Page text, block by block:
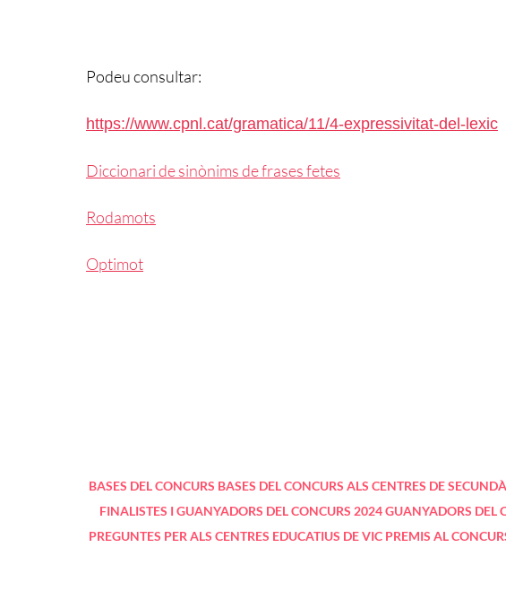
Podeu consultar:
https://www.cpnl.cat/gramatica/11/4-expressivitat-del-lexic
Diccionari de sinònims de frases fetes
Rodamots
Optimot
BASES DEL CONCURS BASES DEL CONCURS ALS CENTRES DE
FINALISTES I GUANYADORS DEL CONCURS 2024 GUANYADORS DEL
PREGUNTES PER ALS CENTRES EDUCATIUS DE VIC PREMIS AL